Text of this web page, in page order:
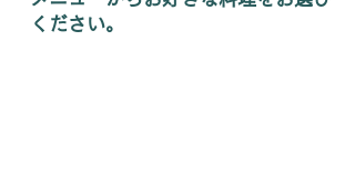
ください。